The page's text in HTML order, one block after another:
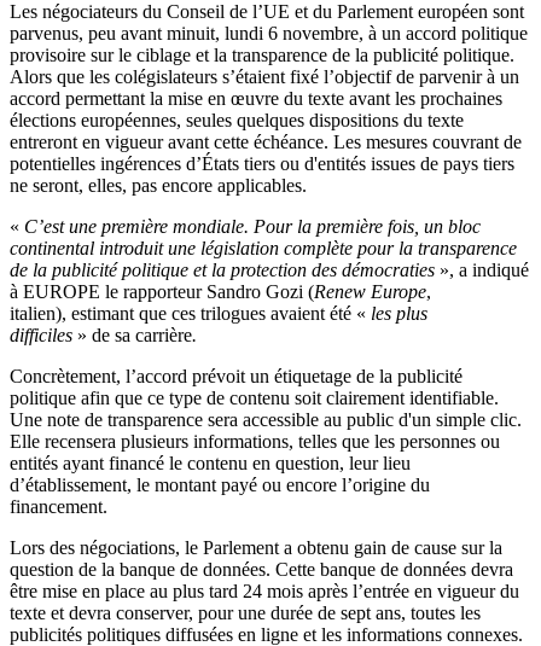
Les négociateurs du Conseil de l’UE et du Parlement européen sont
parvenus, peu avant minuit, lundi 6 novembre, à un accord politique
provisoire sur le ciblage et la transparence de la publicité politique.
Alors que les colégislateurs s’étaient fixé l’objectif de parvenir à un
accord permettant la mise en œuvre du texte avant les prochaines
élections européennes, seules quelques dispositions du texte
entreront en vigueur avant cette échéance. Les mesures couvrant de
potentielles ingérences d’États tiers ou d'entités issues de pays tiers
ne seront, elles, pas encore applicables.
« C’est une première mondiale. Pour la première fois, un bloc
continental introduit une législation complète pour la transparence
de la publicité politique et la protection des démocraties », a indiqué
à EUROPE le rapporteur Sandro Gozi (Renew Europe,
italien), estimant que ces trilogues avaient été « les plus
difficiles » de sa carrière.
Concrètement, l’accord prévoit un étiquetage de la publicité
politique afin que ce type de contenu soit clairement identifiable.
Une note de transparence sera accessible au public d'un simple clic.
Elle recensera plusieurs informations, telles que les personnes ou
entités ayant financé le contenu en question, leur lieu
d’établissement, le montant payé ou encore l’origine du
financement.
Lors des négociations, le Parlement a obtenu gain de cause sur la
question de la banque de données. Cette banque de données devra
être mise en place au plus tard 24 mois après l’entrée en vigueur du
texte et devra conserver, pour une durée de sept ans, toutes les
publicités politiques diffusées en ligne et les informations connexes.